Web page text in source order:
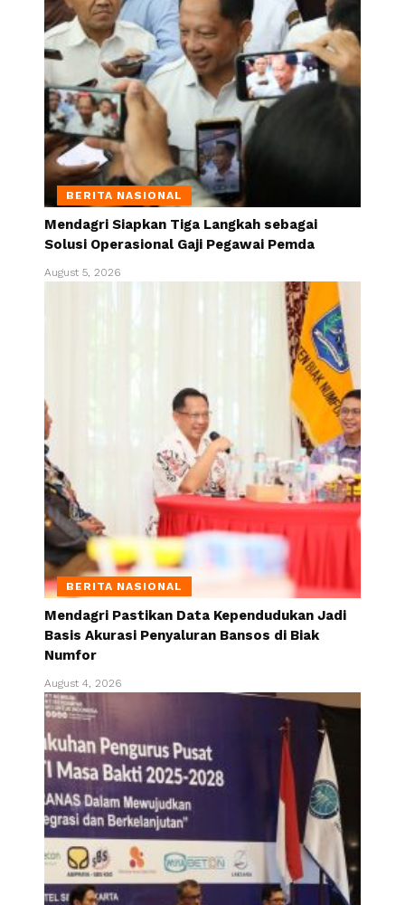
BERITA NASIONAL
Mendagri Siapkan Tiga Langkah sebagai
Solusi Operasional Gaji Pegawai Pemda
August 5, 2026
BERITA NASIONAL
Mendagri Pastikan Data Kependudukan Jadi
Basis Akurasi Penyaluran Bansos di Biak
Numfor
August 4, 2026